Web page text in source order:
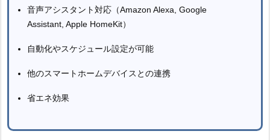
音声アシスタント対応（Amazon Alexa, Google
Assistant, Apple HomeKit）
自動化やスケジュール設定が可能
他のスマートホームデバイスとの連携
省エネ効果